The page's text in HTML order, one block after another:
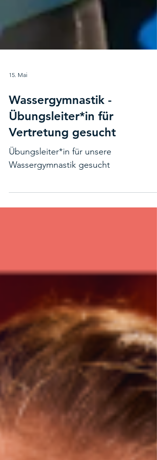
15. Mai
Wassergymnastik -
Übungsleiter*in für
Vertretung gesucht
Wassergymnastik gesucht